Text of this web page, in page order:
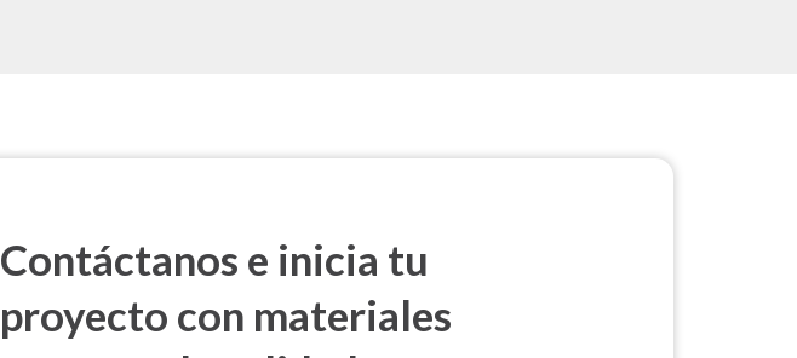
Contáctanos e inicia tu
proyecto con materiales